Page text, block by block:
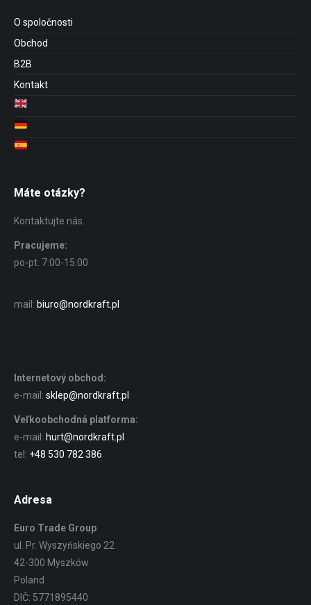
O spoločnosti
Obchod
B2B
Kontakt
Máte otázky?
Kontaktujte nás.
Pracujeme:
po-pt. 7:00-15:00
mail: biuro@nordkraft.pl
Internetový obchod:
e-mail: sklep@nordkraft.pl
Veľkoobchodná platforma:
e-mail: hurt@nordkraft.pl
tel: +48 530 782 386
Adresa
Euro Trade Group
ul. Pr. Wyszyńskiego 22
42-300 Myszków
Poland
DIČ: 5771895440